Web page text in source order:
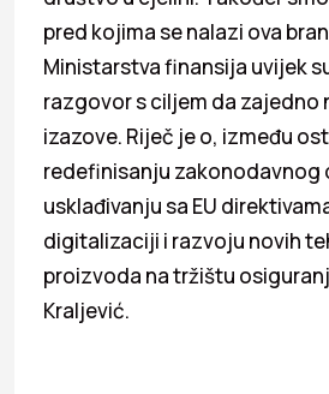
pred kojima se nalazi ova
Ministarstva finansija uvijek
razgovor s ciljem da zajedno
izazove. Riječ je o, između
redefinisanju zakonodavnog
usklađivanju sa EU
digitalizaciji i razvoju novih
proizvoda na tržištu
Kraljević.